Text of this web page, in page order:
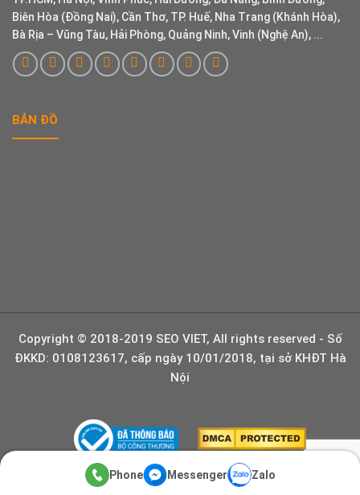
Biên Hòa (Đồng Nai), Cần Thơ, TP. Huế, Nha Trang (Khánh Hòa),
Bà Rịa – Vũng Tàu, Hải Phòng, Quảng Ninh, Vinh (Nghệ An), ...
BẢN ĐỒ
Copyright © 2018-2019 SEO VIET, All rights reserved - Số
ĐKKD: 0108123617, cấp ngày 10/01/2018, tại sở KHĐT Hà
Nội
Phone Messenger Zalo